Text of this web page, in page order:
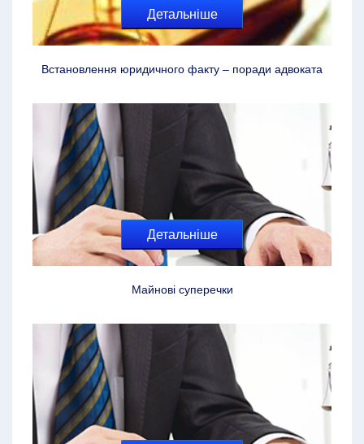
Детальніше
Встановлення юридичного факту – поради адвоката
Детальніше
Майнові суперечки